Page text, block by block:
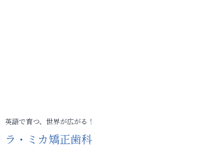
英語で育つ、世界が広がる！
ラ・ミカ矯正歯科